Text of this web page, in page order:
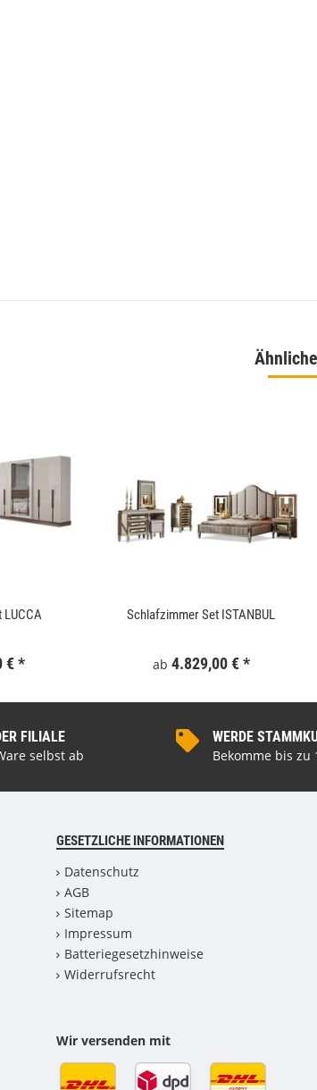
€ *
Schlafzimmer Set ISTANBUL
ab 4.829,00 € *
34,99 € *
FILIALE
selbst ab
WERDE
Bekomme bis zu
GESETZLICHE INFORMATIONEN
Datenschutz
AGB
Sitemap
Impressum
Batteriegesetzhinweise
Widerrufsrecht
Wir versenden mit